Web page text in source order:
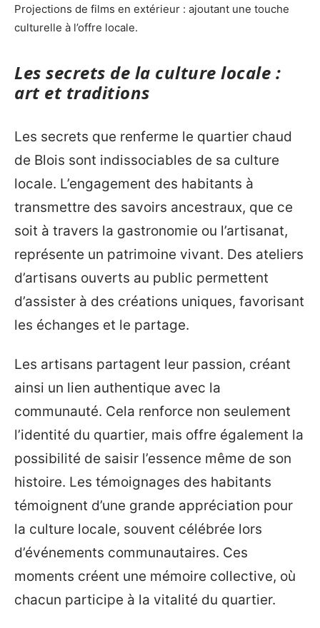
Projections de films en extérieur : ajoutant une touche
culturelle à l’offre locale.
Les secrets de la culture locale :
art et traditions
Les secrets que renferme le quartier chaud
de Blois sont indissociables de sa culture
locale. L’engagement des habitants à
transmettre des savoirs ancestraux, que ce
soit à travers la gastronomie ou l’artisanat,
représente un patrimoine vivant. Des ateliers
d’artisans ouverts au public permettent
d’assister à des créations uniques, favorisant
les échanges et le partage.
Les artisans partagent leur passion, créant
ainsi un lien authentique avec la
communauté. Cela renforce non seulement
l’identité du quartier, mais offre également la
possibilité de saisir l’essence même de son
histoire. Les témoignages des habitants
témoignent d’une grande appréciation pour
la culture locale, souvent célébrée lors
d’événements communautaires. Ces
moments créent une mémoire collective, où
chacun participe à la vitalité du quartier.